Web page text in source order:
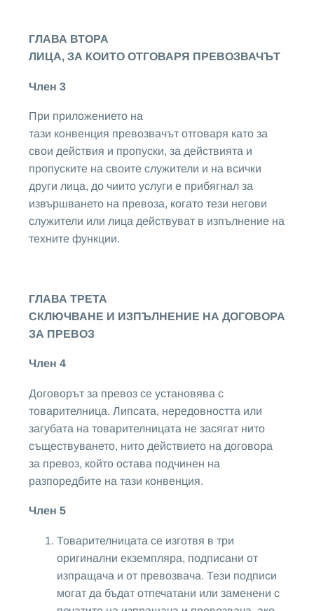
ГЛАВА ВТОРА
ЛИЦА, ЗА КОИТО ОТГОВАРЯ ПРЕВОЗВАЧЪТ
Член 3
При приложението на
тази конвенция превозвачът отговаря като за
свои действия и пропуски, за действията и
пропуските на своите служители и на всички
други лица, до чиито услуги е прибягнал за
извършването на превоза, когато тези негови
служители или лица действуват в изпълнение на
техните функции.
ГЛАВА ТРЕТА
СКЛЮЧВАНЕ И ИЗПЪЛНЕНИЕ НА ДОГОВОРА
ЗА ПРЕВОЗ
Член 4
Договорът за превоз се установява с
товарителница. Липсата, нередовността или
загубата на товарителницата не засягат нито
съществуването, нито действието на договора
за превоз, който остава подчинен на
разпоредбите на тази конвенция.
Член 5
Товарителницата се изготвя в три
оригинални екземпляра, подписани от
изпращача и от превозвача. Тези подписи
могат да бъдат отпечатани или заменени с